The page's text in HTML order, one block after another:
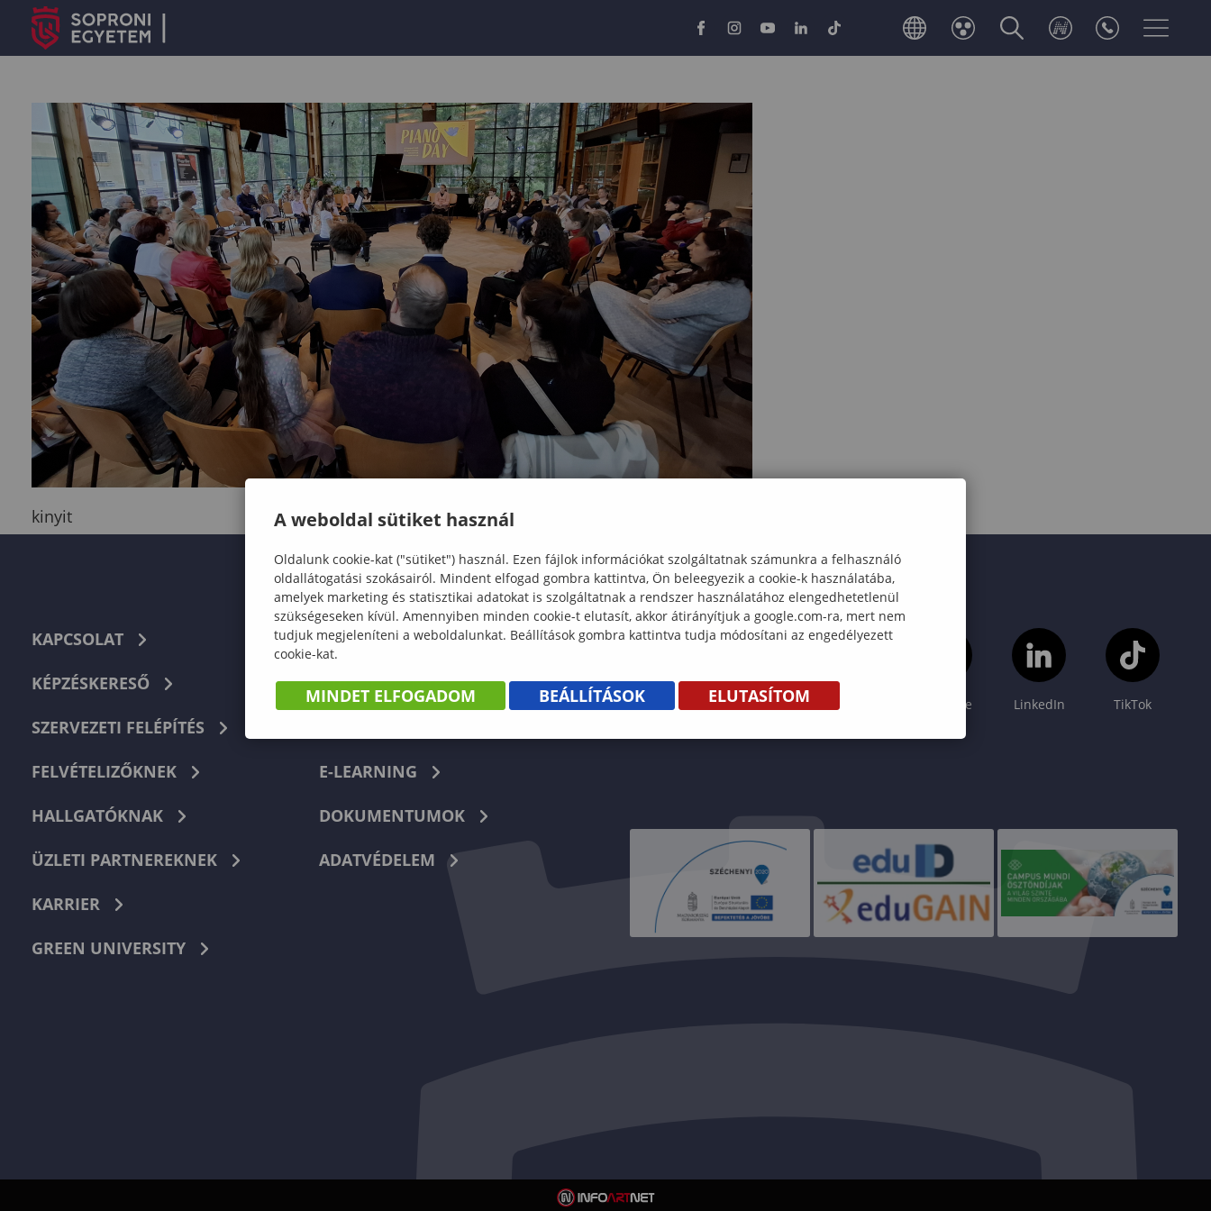
kinyit
KAPCSOLAT
KÉPZÉSKERESŐ
SZERVEZETI FELÉPÍTÉS
FELVÉTELIZŐKNEK
HALLGATÓKNAK
ÜZLETI PARTNEREKNEK
KARRIER
GREEN UNIVERSITY
TELEFONKÖNYV
HIBABEJELENTÉS
E-LEARNING
DOKUMENTUMOK
ADATVÉDELEM
Facebook Instagram YouTube LinkedIn TikTok
A weboldal sütiket használ
Oldalunk cookie-kat ("sütiket") használ. Ezen fájlok információkat szolgáltatnak számunkra a felhasználó
oldallátogatási szokásairól. Mindent elfogad gombra kattintva, Ön beleegyezik a cookie-k használatába,
amelyek marketing és statisztikai adatokat is szolgáltatnak a rendszer használatához elengedhetetlenül
szükségeseken kívül. Amennyiben minden cookie-t elutasít, akkor átirányítjuk a google.com-ra, mert nem
tudjuk megjeleníteni a weboldalunkat. Beállítások gombra kattintva tudja módosítani az engedélyezett
cookie-kat.
MINDET ELFOGADOM BEÁLLÍTÁSOK ELUTASÍTOM